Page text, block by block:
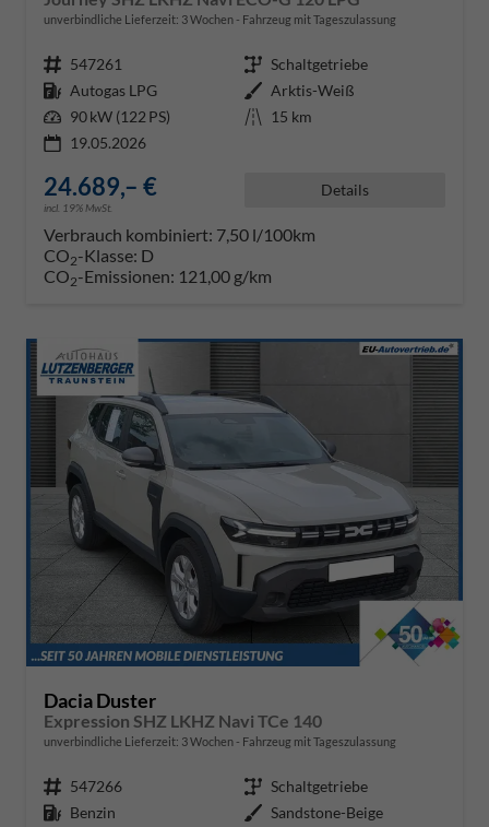
unverbindliche Lieferzeit: 3 Wochen Fahrzeug mit Tageszulassung
Fahrzeugnr. 547261 Getriebe Schaltgetriebe
Kraftstoff Autogas LPG Außenfarbe Arktis-Weiß
Leistung 90 kW (122 PS) Kilometerstand 15 km
19.05.2026
24.689,– €
incl. 19% MwSt.
Details
Verbrauch kombiniert: 7,50 l/100km
CO2-Klasse: D
CO2-Emissionen: 121,00 g/km
Dacia Duster
Expression SHZ LKHZ Navi TCe 140
unverbindliche Lieferzeit: 3 Wochen Fahrzeug mit Tageszulassung
Fahrzeugnr. 547266 Getriebe Schaltgetriebe
Kraftstoff Benzin Außenfarbe Sandstone-Beige